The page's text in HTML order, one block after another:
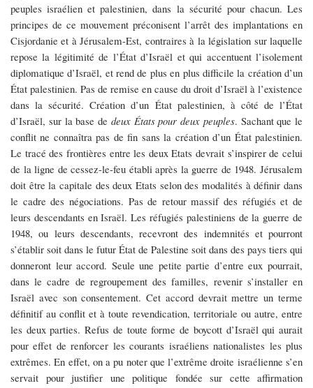
peuples israélien et palestinien, dans la sécurité pour chacun. Les
principes de ce mouvement préconisent l’arrêt des implantations en
Cisjordanie et à Jérusalem-Est, contraires à la législation sur laquelle
repose la légitimité de l’État d’Israël et qui accentuent l’isolement
diplomatique d’Israël, et rend de plus en plus difficile la création d’un
État palestinien. Pas de remise en cause du droit d’Israël à l’existence
dans la sécurité. Création d’un État palestinien, à côté de l’État
d’Israël, sur la base de deux États pour deux peuples. Sachant que le
conflit ne connaîtra pas de fin sans la création d’un État palestinien.
Le tracé des frontières entre les deux Etats devrait s’inspirer de celui
de la ligne de cessez-le-feu établi après la guerre de 1948. Jérusalem
doit être la capitale des deux Etats selon des modalités à définir dans
le cadre des négociations. Pas de retour massif des réfugiés et de
leurs descendants en Israël. Les réfugiés palestiniens de la guerre de
1948, ou leurs descendants, recevront des indemnités et pourront
s’établir soit dans le futur État de Palestine soit dans des pays tiers qui
donneront leur accord. Seule une petite partie d’entre eux pourrait,
dans le cadre de regroupement des familles, revenir s’installer en
Israël avec son consentement. Cet accord devrait mettre un terme
définitif au conflit et à toute revendication, territoriale ou autre, entre
les deux parties. Refus de toute forme de boycott d’Israël qui aurait
pour effet de renforcer les courants israéliens nationalistes les plus
extrêmes. En effet, on a pu noter que l’extrême droite israélienne s’en
servait pour justifier une politique fondée sur cette affirmation